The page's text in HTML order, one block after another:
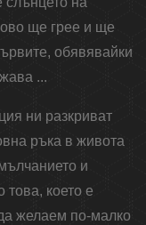
ще грее и ще
обявявайки
...
ни разкриват
ръка в живота
и
това, което е
желаем по-малко